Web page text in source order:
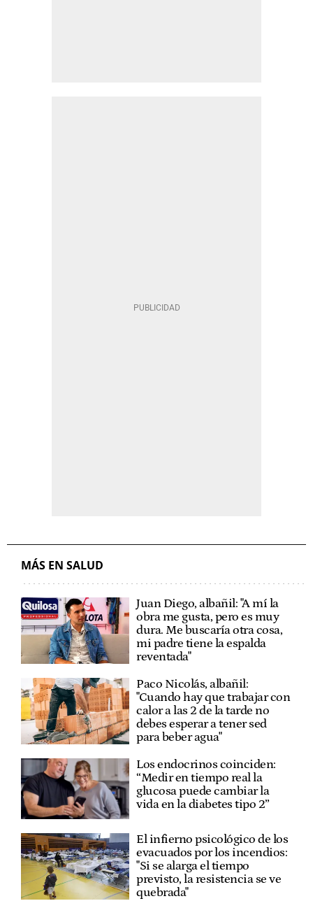
MÁS EN SALUD
Juan Diego, albañil: "A mí la
obra me gusta, pero es muy
dura. Me buscaría otra cosa,
mi padre tiene la espalda
reventada"
Paco Nicolás, albañil:
"Cuando hay que trabajar con
calor a las 2 de la tarde no
debes esperar a tener sed
para beber agua"
Los endocrinos coinciden:
“Medir en tiempo real la
glucosa puede cambiar la
vida en la diabetes tipo 2”
El infierno psicológico de los
evacuados por los incendios:
"Si se alarga el tiempo
previsto, la resistencia se ve
quebrada"